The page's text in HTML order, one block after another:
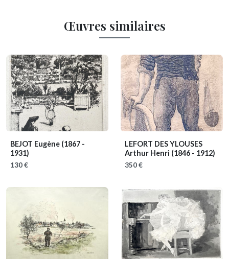
Œuvres similaires
BEJOT Eugène (1867 -
1931)
130 €
LEFORT DES YLOUSES
Arthur Henri (1846 - 1912)
350 €